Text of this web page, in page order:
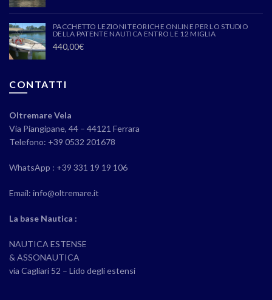
PACCHETTO LEZIONI TEORICHE ONLINE PER LO STUDIO
DELLA PATENTE NAUTICA ENTRO LE 12 MIGLIA
440,00€
CONTATTI
Oltremare Vela
Via Piangipane, 44 – 44121 Ferrara
Telefono: +39 0532 201678
WhatsApp : +39 331 19 19 106
Email: info@oltremare.it
La base Nautica :
NAUTICA ESTENSE
& ASSONAUTICA
via Cagliari 52 – Lido degli estensi